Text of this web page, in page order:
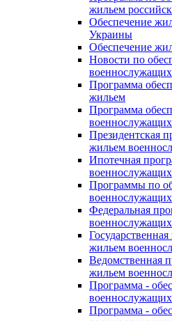
жильем
Обеспечение
Украины
Обеспечение
Новости по
военнослужащих
Программа
жильем
Программа
Президентская
жильем
Ипотечная
военнослужащих
Программы по
Федеральная
военнослужащих
жильем
Ведомственная
жильем
Программа -
Программа -